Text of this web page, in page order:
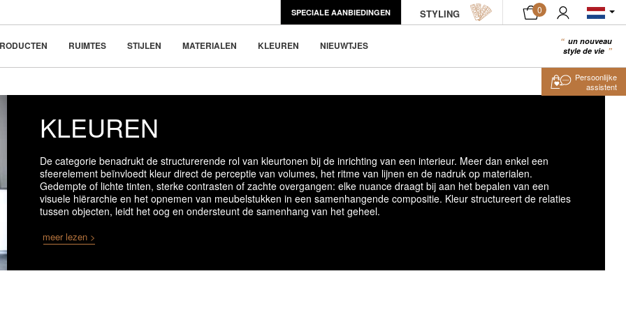
SPECIALE AANBIEDINGEN STYLING 0
Scandinavisch design
trend
RUIMTES STIJLEN MATERIALEN KLEUREN NIEUWTJES
un nouveau
style de vie
Persoonlijke
assistent
KLEUREN
De categorie benadrukt de structurerende rol van kleurtonen bij de inrichting van een interieur. Meer dan enkel een
sfeerelement beïnvloedt kleur direct de perceptie van volumes, het ritme van lijnen en de nadruk op materialen.
Gedempte of lichte tinten, sterke contrasten of zachte overgangen: elke nuance draagt bij aan het bepalen van een
visuele hiërarchie en het opnemen van meubelstukken in een samenhangende compositie. Kleur structureert de relaties
tussen objecten, leidt het oog en ondersteunt de samenhang van het geheel.
meer lezen >
Persoonlijke
assistent